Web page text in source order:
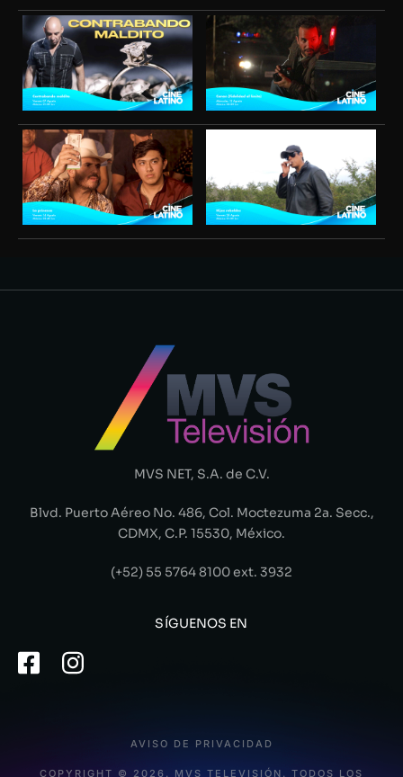
MVS NET, S.A. de C.V.
Blvd. Puerto Aéreo No. 486, Col. Moctezuma 2a. Secc.,
CDMX, C.P. 15530, México.
(+52) 55 5764 8100 ext. 3932
SÍGUENOS EN
COPYRIGHT © 2026. MVS TELEVISIÓN. TODOS LOS
AVISO DE PRIVACIDAD